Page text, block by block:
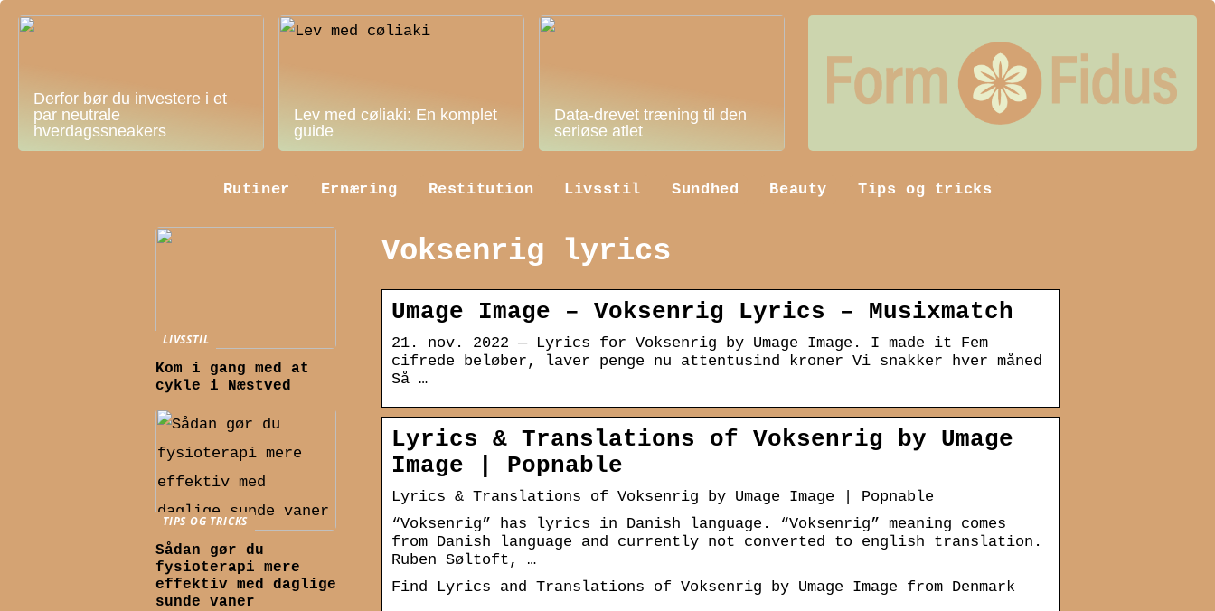
Derfor bør du investere i et
par neutrale
hverdagssneakers
Lev med cøliaki: En komplet
guide
Data-drevet træning til den
seriøse atlet
Rutiner Ernæring Restitution Livsstil Sundhed Beauty Tips og tricks
Voksenrig lyrics
Umage Image – Voksenrig Lyrics – Musixmatch
21. nov. 2022 — Lyrics for Voksenrig by Umage Image. I made it Fem
cifrede beløber, laver penge nu attentusind kroner Vi snakker hver måned
Så …
Lyrics & Translations of Voksenrig by Umage
Image | Popnable
Lyrics & Translations of Voksenrig by Umage Image | Popnable
“Voksenrig” has lyrics in Danish language. “Voksenrig” meaning comes
from Danish language and currently not converted to english translation.
Ruben Søltoft, …
Find Lyrics and Translations of Voksenrig by Umage Image from Denmark
LIVSSTIL
Kom i gang med at
cykle i Næstved
TIPS OG TRICKS
Sådan gør du
fysioterapi mere
effektiv med daglige
sunde vaner